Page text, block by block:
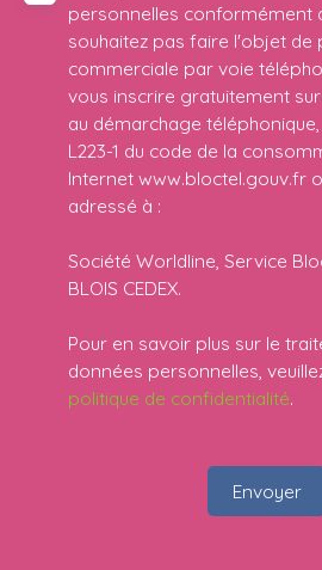
personnelles conformément
souhaitez pas faire l'objet de
commerciale par voie
vous inscrire gratuitement
au démarchage
L223-1 du code de la
Internet www.bloctel.gouv.fr
adressé à :
Société Worldline, Service
BLOIS CEDEX.
Pour en savoir plus sur le
données personnelles,
politique de confidentialité.
Envoyer